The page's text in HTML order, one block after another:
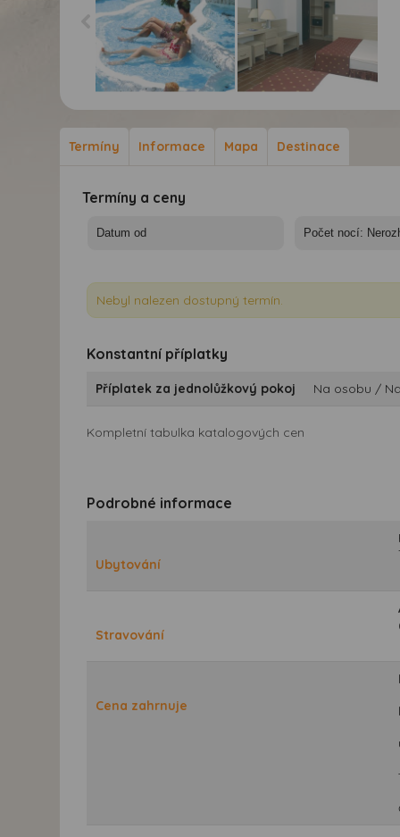
hotel Boulevard
hotel Boulevard
Termíny
Informace Mapa Destinace
Termíny a ceny
Nebyl nalezen dostupný termín.
Konstantní příplatky
Příplatek za jednolůžkový pokoj Na osobu /
Kompletní tabulka katalogových cen
Podrobné informace
Ubytování
Stravování
Cena zahrnuje